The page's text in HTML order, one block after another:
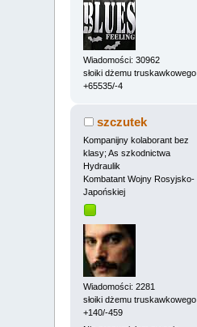
Wiadomości: 30962
słoiki dżemu truskawkowego
+65535/-4
szczutek
Kompanijny kolaborant bez
klasy; As szkodnictwa
Hydraulik
Kombatant Wojny Rosyjsko-
Japońskiej
Wiadomości: 2281
słoiki dżemu truskawkowego
+140/-459